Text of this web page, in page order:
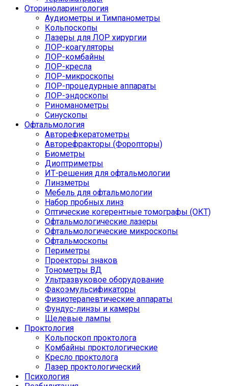
Оториноларингология
Аудиометры и Тимпанометры
Кольпоскопы
Лазеры для ЛОР хирургии
ЛОР-коагуляторы
ЛОР-комбайны
ЛОР-кресла
ЛОР-микроскопы
ЛОР-процедурные аппараты
ЛОР-эндоскопы
Риноманометры
Синускопы
Офтальмология
Авторефкератометры
Авторефракторы (Форопторы)
Биометры
Диоптриметры
ИТ-решения для офтальмологии
Линзметры
Мебель для офтальмологии
Набор пробных линз
Оптические когерентные томографы (ОКТ)
Офтальмологические лазеры
Офтальмологические микроскопы
Офтальмоскопы
Периметры
Проекторы знаков
Тонометры ВД
Ультразвуковое оборудование
Факоэмульсификаторы
Физиотерапевтические аппараты
Фундус-линзы и камеры
Щелевые лампы
Проктология
Кольпоскоп проктолога
Комбайны проктологические
Кресло проктолога
Лазер проктологический
Психология